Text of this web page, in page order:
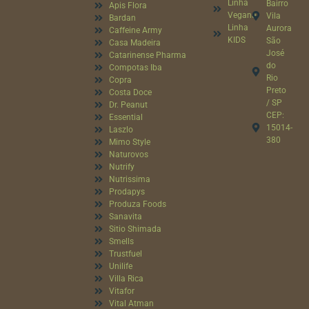
Apis Flora
Bardan
Caffeine Army
Casa Madeira
Catarinense Pharma
Compotas Iba
Copra
Costa Doce
Dr. Peanut
Essential
Laszlo
Mimo Style
Naturovos
Nutrify
Nutrissima
Prodapys
Produza Foods
Sanavita
Sitio Shimada
Smells
Trustfuel
Unilife
Villa Rica
Vitafor
Vital Atman
Linha
Vegana
Linha
KIDS
Bairro
Vila
Aurora
São
José
do
Rio
Preto
/ SP
CEP:
15014-
380